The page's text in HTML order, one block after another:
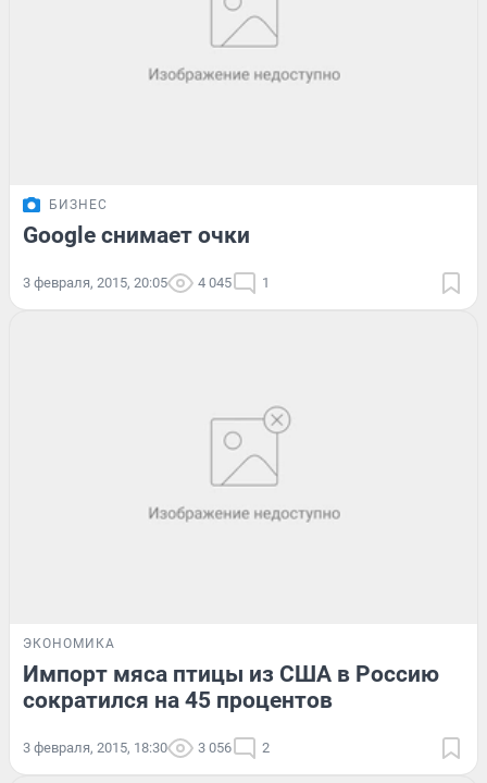
БИЗНЕС
Google снимает очки
3 февраля, 2015, 20:05 4 045 1
ЭКОНОМИКА
Импорт мяса птицы из США в Россию
сократился на 45 процентов
3 февраля, 2015, 18:30 3 056 2